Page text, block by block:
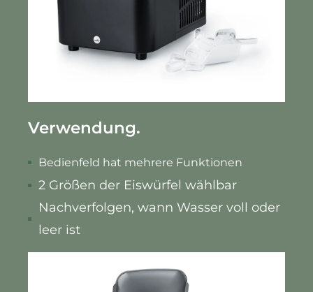
Verwendung.
Bedienfeld hat mehrere Funktionen
2 Größen der Eiswürfel wählbar
Nachverfolgen, wann Wasser voll oder
leer ist